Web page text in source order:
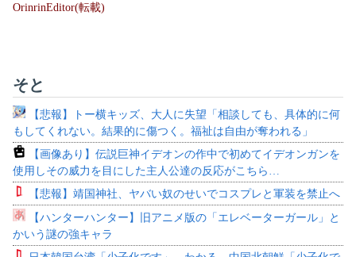
OrinrinEditor(転載)
そと
【悲報】トー横キッズ、大人に失望「相談しても、具体的に何
もしてくれない。結果的に傷つく。福祉は自由が奪われる」
【画像あり】伝説巨神イデオンの作中で初めてイデオンガンを
使用しその威力を目にした主人公達の反応がこちら…
【悲報】靖国神社、ヤバい奴のせいでコスプレと軍装を禁止へ
【ハンターハンター】旧アニメ版の「エレベーターガール」と
かいう謎の強キャラ